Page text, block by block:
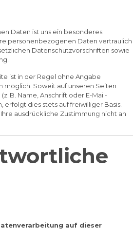
Daten ist uns ein besonderes
personenbezogenen Daten vertraulich
Datenschutzvorschriften sowie
ist in der Regel ohne Angabe
Soweit auf unseren Seiten
B. Name, Anschrift oder E-Mail-
erfolgt dies stets auf freiwilliger Basis.
ausdrückliche Zustimmung nicht an
auf dieser